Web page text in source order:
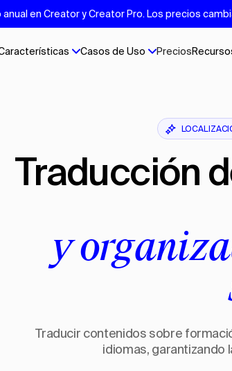
en Creator y Creator Pro. Los precios
Casos de Uso Precios
Traducción de vídeos para el sector
y
Traducir contenidos sobre
idiomas, garantizando